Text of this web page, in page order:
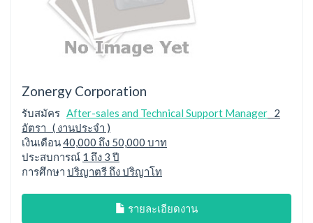
Zonergy Corporation
รับสมัคร After-sales and Technical Support Manager 2
อัตรา ( งานประจำ )
เงินเดือน40,000 ถึง 50,000 บาท
ประสบการณ์ 1 ถึง 3 ปี
การศึกษา ปริญาตรี ถึง ปริญาโท
รายละเอียดงาน